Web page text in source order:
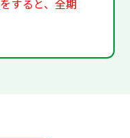
をすると、全期